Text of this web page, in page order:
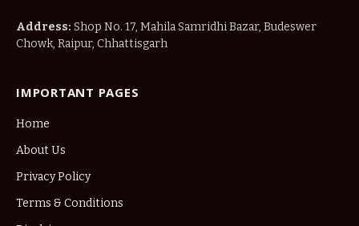
Address: Shop No. 17, Mahila Samridhi Bazar, Budeswer
Chowk, Raipur, Chhattisgarh
IMPORTANT PAGES
Home
About Us
Privacy Policy
Terms & Conditions